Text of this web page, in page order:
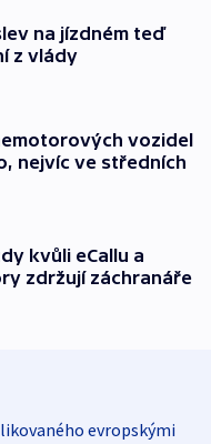
na jízdném teď
z vlády
vozidel
nejvíc ve středních
kvůli eCallu a
zdržují záchranáře
evropskými